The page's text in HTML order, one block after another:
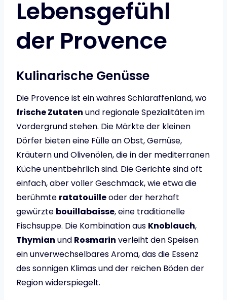
Lebensgefühl
der Provence
Kulinarische Genüsse
Die Provence ist ein wahres Schlaraffenland, wo
frische Zutaten und regionale Spezialitäten im
Vordergrund stehen. Die Märkte der kleinen
Dörfer bieten eine Fülle an Obst, Gemüse,
Kräutern und Olivenölen, die in der mediterranen
Küche unentbehrlich sind. Die Gerichte sind oft
einfach, aber voller Geschmack, wie etwa die
berühmte ratatouilleoder der herzhaft
gewürzte bouillabaisse, eine traditionelle
Fischsuppe. Die Kombination aus Knoblauch,
Thymian und Rosmarin verleiht den Speisen
ein unverwechselbares Aroma, das die Essenz
des sonnigen Klimas und der reichen Böden der
Region widerspiegelt.